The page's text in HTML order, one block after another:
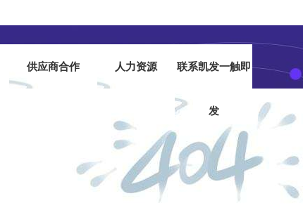
供应商合作 人力资源 联系凯发一触即
发